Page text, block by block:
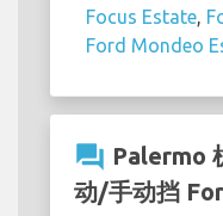
Focus Estate
Ford Mondeo
question_answer Palermo
动/手动挡